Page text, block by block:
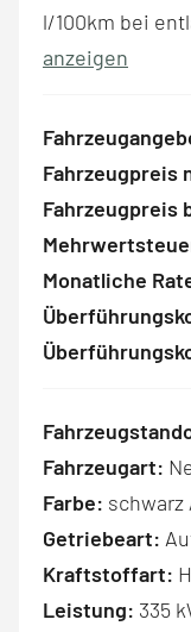
l/100km bei
anzeigen
Fahrzeugpreis
Fahrzeugpreis
Monatliche
Fahrzeugart:
Farbe: schwarz
Getriebeart:
Kraftstoffart:
Leistung: 335